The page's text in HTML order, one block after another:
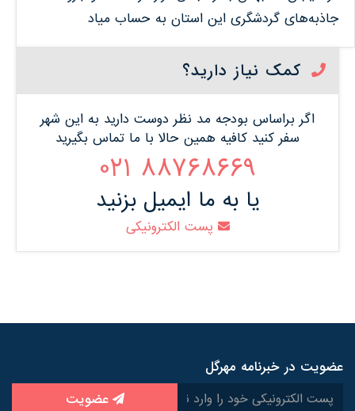
جاذبه‌های گردشگری این استان به حساب میاد
کمک نیاز دارید؟
اگر براساس بودجه مد نظر دوست دارید به این شهر
سفر کنید کافیه همین حالا با ما تماس بگیرید
88768669 021
یا به ما ایمیل بزنید
پست الکترونیکی
عضویت در خبرنامه مهرگل
عضویت